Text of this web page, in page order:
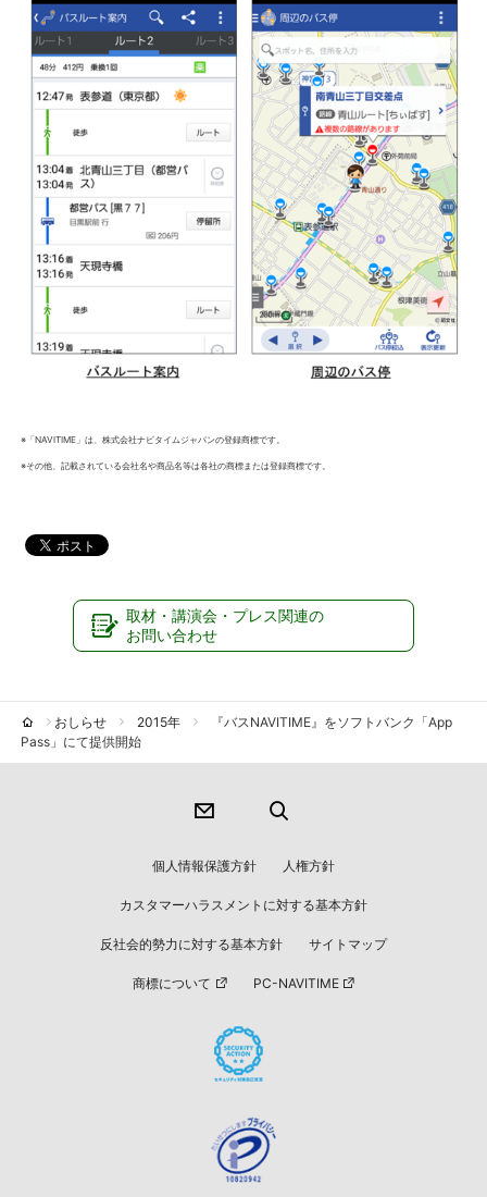
※「NAVITIME」は、株式会社ナビタイムジャパンの登録商標です。
※その他、記載されている会社名や商品名等は各社の商標または登録商標です。
取材・講演会・プレス関連の
お問い合わせ
おしらせ 2015年
『バスNAVITIME』をソフトバンク「App
Pass」にて提供開始
個人情報保護方針 人権方針
カスタマーハラスメントに対する基本方針
反社会的勢力に対する基本方針 サイトマップ
商標について PC-NAVITIME